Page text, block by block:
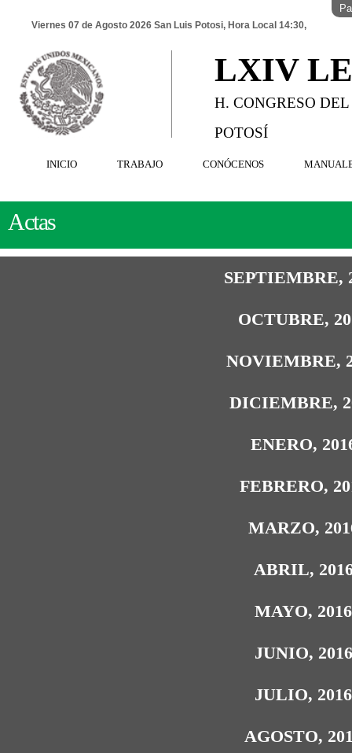
Viernes 07 de Agosto 2026 San Luis Potosi, Hora Local 14:30,
LXIV
H. CONGRESO
POTOSÍ
INICIO TRABAJO CONÓCENOS
Actas
SEPTIEMBRE,
OCTUBRE,
NOVIEMBRE,
DICIEMBRE,
ENERO,
FEBRERO,
MARZO,
ABRIL,
MAYO, 2016
JUNIO, 2016
JULIO, 2016
AGOSTO,